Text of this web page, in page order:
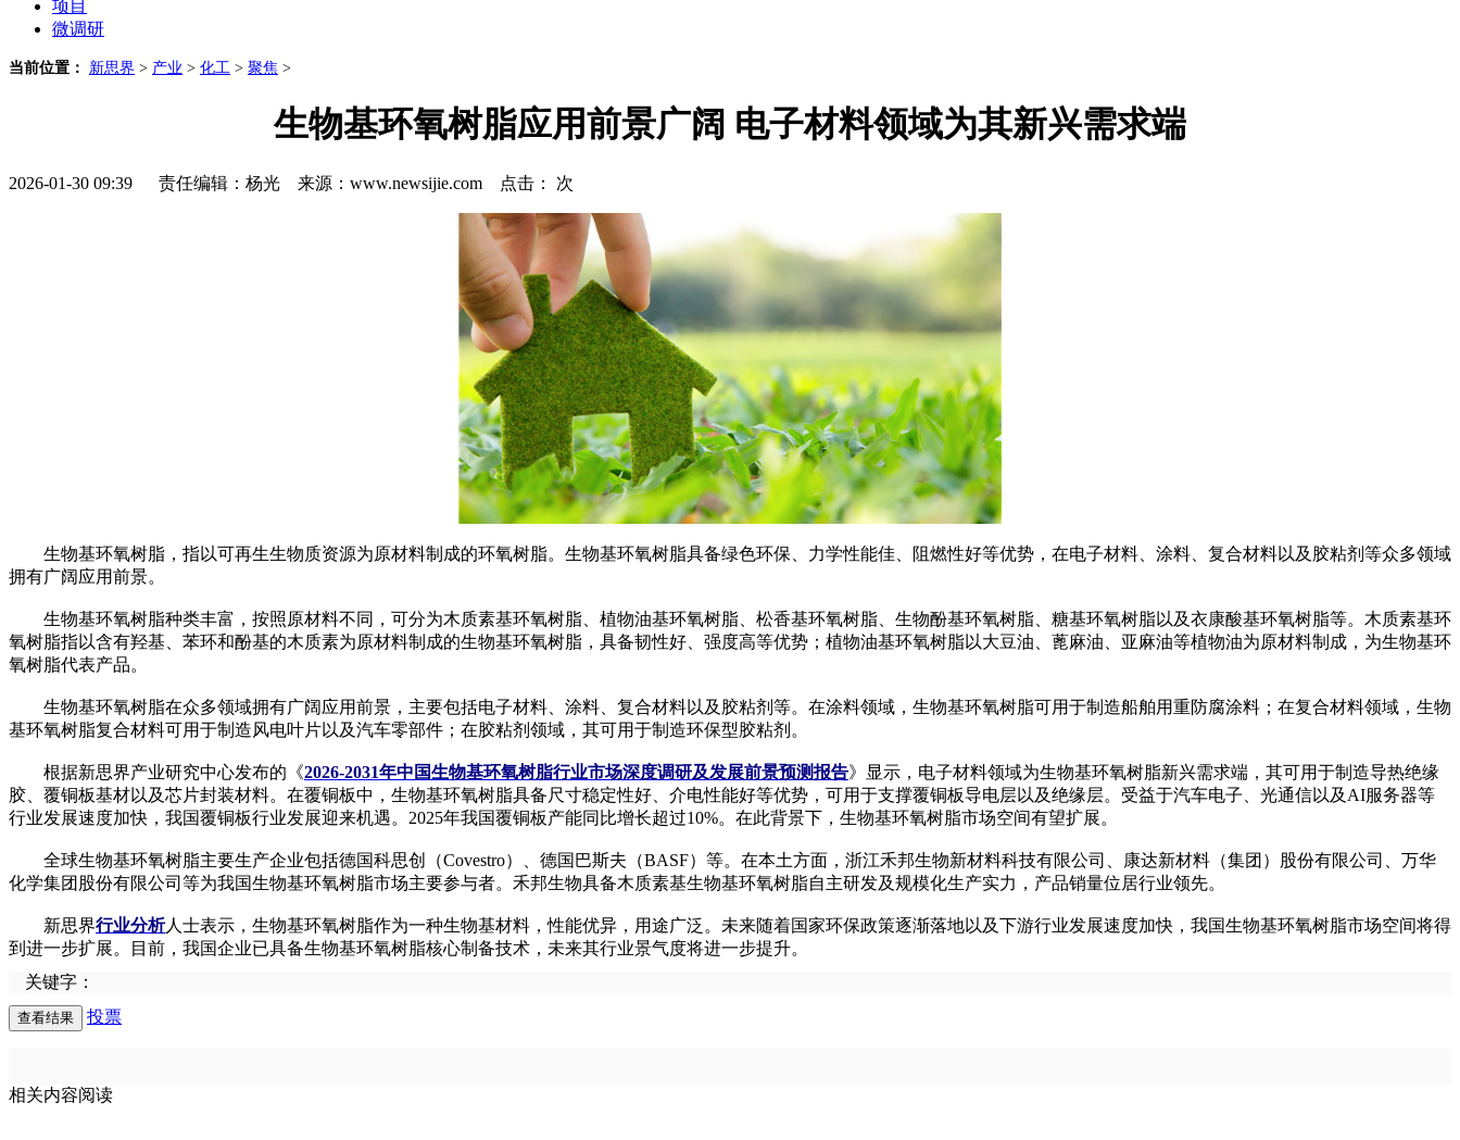
项目
微调研
当前位置： 新思界 > 产业 > 化工 > 聚焦 >
生物基环氧树脂应用前景广阔 电子材料领域为其新兴需求端
2026-01-30 09:39 责任编辑：杨光 来源：www.newsijie.com 点击： 次
生物基环氧树脂，指以可再生生物质资源为原材料制成的环氧树脂。生物基环氧树脂具备绿色环保、力学性能佳、阻燃性好等优势，在电子材料、涂料、复合材料以及胶粘剂等众多领域
拥有广阔应用前景。
生物基环氧树脂种类丰富，按照原材料不同，可分为木质素基环氧树脂、植物油基环氧树脂、松香基环氧树脂、生物酚基环氧树脂、糖基环氧树脂以及衣康酸基环氧树脂等。木质素基环
氧树脂指以含有羟基、苯环和酚基的木质素为原材料制成的生物基环氧树脂，具备韧性好、强度高等优势；植物油基环氧树脂以大豆油、蓖麻油、亚麻油等植物油为原材料制成，为生物基环
氧树脂代表产品。
生物基环氧树脂在众多领域拥有广阔应用前景，主要包括电子材料、涂料、复合材料以及胶粘剂等。在涂料领域，生物基环氧树脂可用于制造船舶用重防腐涂料；在复合材料领域，生物
基环氧树脂复合材料可用于制造风电叶片以及汽车零部件；在胶粘剂领域，其可用于制造环保型胶粘剂。
根据新思界产业研究中心发布的《2026-2031年中国生物基环氧树脂行业市场深度调研及发展前景预测报告》显示，电子材料领域为生物基环氧树脂新兴需求端，其可用于制造导热绝缘
胶、覆铜板基材以及芯片封装材料。在覆铜板中，生物基环氧树脂具备尺寸稳定性好、介电性能好等优势，可用于支撑覆铜板导电层以及绝缘层。受益于汽车电子、光通信以及AI服务器等
行业发展速度加快，我国覆铜板行业发展迎来机遇。2025年我国覆铜板产能同比增长超过10%。在此背景下，生物基环氧树脂市场空间有望扩展。
全球生物基环氧树脂主要生产企业包括德国科思创（‌Covestro）、德国巴斯夫（BASF）等。在本土方面，浙江禾邦生物新材料科技有限公司‌、康达新材料（集团）股份有限公司、万华
化学集团股份有限公司等为我国生物基环氧树脂市场主要参与者。禾邦生物具备木质素基生物基环氧树脂自主研发及规模化生产实力，产品销量位居行业领先。
新思界行业分析人士表示，生物基环氧树脂作为一种生物基材料，性能优异，用途广泛。未来随着国家环保政策逐渐落地以及下游行业发展速度加快，我国生物基环氧树脂市场空间将得
到进一步扩展。目前，我国企业已具备生物基环氧树脂核心制备技术，未来其行业景气度将进一步提升。
关键字：
投票
相关内容阅读